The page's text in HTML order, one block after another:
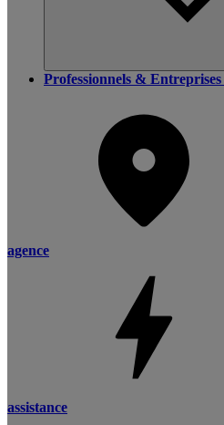
Professionnels & Entreprises
agence
assistance